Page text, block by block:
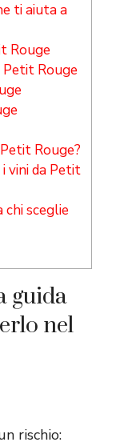
ti aiuta a
Rouge
Rouge
Rouge?
vini da Petit
chi sceglie
guida
nel
rischio: